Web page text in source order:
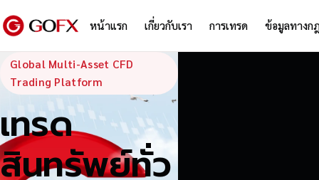
หน้าแรก เกี่ยวกับเรา การเทรด ข้อมูลทางก
GoFX —
Global Multi-Asset CFD
Trading Platform
เทรด
สินทรัพย์ทั่ว